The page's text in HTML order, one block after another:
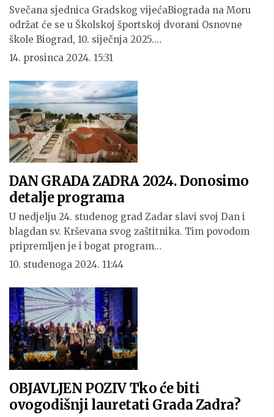
Svečana sjednica Gradskog vijećaBiograda na Moru
održat će se u Školskoj športskoj dvorani Osnovne
škole Biograd, 10. siječnja 2025.…
14. prosinca 2024. 15:31
DAN GRADA ZADRA 2024. Donosimo
detalje programa
U nedjelju 24. studenog grad Zadar slavi svoj Dan i
blagdan sv. Krševana svog zaštitnika. Tim povodom
pripremljen je i bogat program…
10. studenoga 2024. 11:44
OBJAVLJEN POZIV Tko će biti
ovogodišnji lauretati Grada Zadra?